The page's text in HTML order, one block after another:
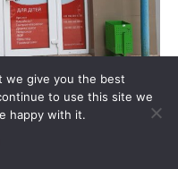
we give you the best
to use this site we
happy with it.